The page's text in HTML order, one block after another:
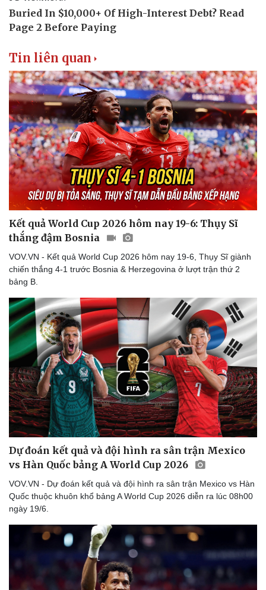
Bóng đá
Lịch thi đấu bóng đá
Thế giới thể thao
eSports
Hậu trường
Ô tô
Xe máy
Tư vấn
Tin liên quan
Kết quả World Cup 2026 hôm nay 19-6: Thụy Sĩ
thắng đậm Bosnia
VOV.VN - Kết quả World Cup 2026 hôm nay 19-6, Thụy Sĩ giành
chiến thắng 4-1 trước Bosnia & Herzegovina ở lượt trận thứ 2
bảng B.
Dự đoán kết quả và đội hình ra sân trận Mexico
vs Hàn Quốc bảng A World Cup 2026
VOV.VN - Dự đoán kết quả và đội hình ra sân trận Mexico vs Hàn
Quốc thuộc khuôn khổ bảng A World Cup 2026 diễn ra lúc 08h00
ngày 19/6.